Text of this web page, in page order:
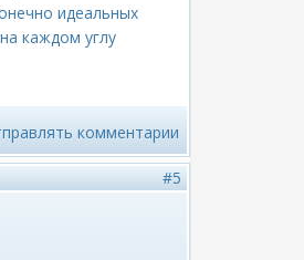
идеальных
каждом углу
комментарии
#5